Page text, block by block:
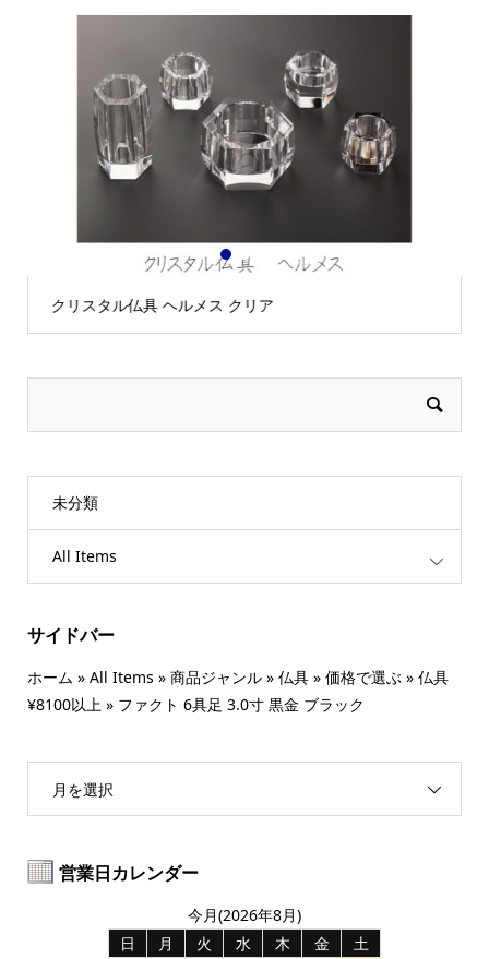
【新発売】モダン仏具 スピカ 6具足 黒金
1 2
未分類
All Items
サイドバー
ホーム » All Items » 商品ジャンル » 仏具 » 価格で選ぶ » 仏具
¥8100以上 »ファクト 6具足 3.0寸 黒金 ブラック
月を選択
営業日カレンダー
今月(2026年8月)
日
月 火 水 木 金 土